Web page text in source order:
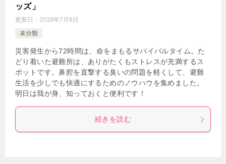
ッズ」
更新日： 2018年7月9日
未分類
災害発生から72時間は、命をまもるサバイバルタイム。た
どり着いた避難所は、ありがたくもストレスが充満するス
ポットです。鼻腔を直撃する臭いの問題を軽くして、避難
生活を少しでも快適にするためのノウハウを集めました。
明日は我が身、知っておくと便利です！
続きを読む